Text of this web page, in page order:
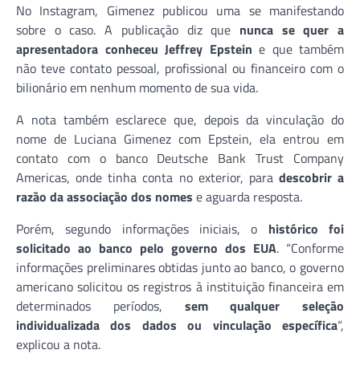
No Instagram, Gimenez publicou uma se manifestando
sobre o caso. A publicação diz que nunca se quer a
apresentadora conheceu Jeffrey Epstein e que também
não teve contato pessoal, profissional ou financeiro com o
bilionário em nenhum momento de sua vida.
A nota também esclarece que, depois da vinculação do
nome de Luciana Gimenez com Epstein, ela entrou em
contato com o banco Deutsche Bank Trust Company
Americas, onde tinha conta no exterior, para descobrir a
razão da associação dos nomes e aguarda resposta.
Porém, segundo informações iniciais, o histórico foi
solicitado ao banco pelo governo dos EUA. “Conforme
informações preliminares obtidas junto ao banco, o governo
americano solicitou os registros à instituição financeira em
determinados períodos, sem qualquer seleção
individualizada dos dados ou vinculação específica“,
explicou a nota.